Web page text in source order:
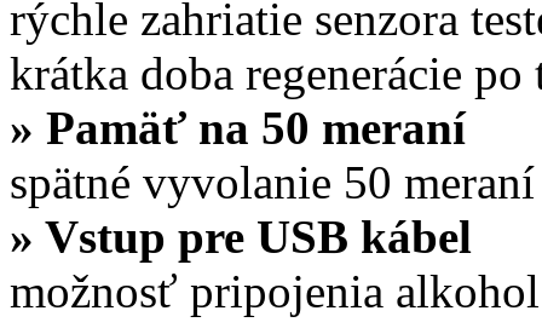
rýchle zahriatie senzora
krátka doba regenerácie po
» Pamäť na 50 meraní
spätné vyvolanie 50 meraní
» Vstup pre USB kábel
možnosť pripojenia